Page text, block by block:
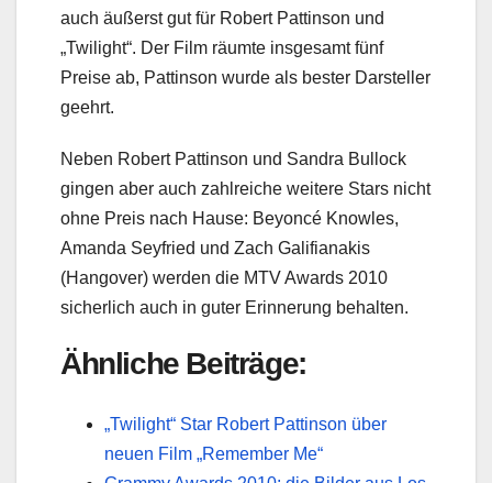
auch äußerst gut für Robert Pattinson und
„Twilight“. Der Film räumte insgesamt fünf
Preise ab, Pattinson wurde als bester Darsteller
geehrt.
Neben Robert Pattinson und Sandra Bullock
gingen aber auch zahlreiche weitere Stars nicht
ohne Preis nach Hause: Beyoncé Knowles,
Amanda Seyfried und Zach Galifianakis
(Hangover) werden die MTV Awards 2010
sicherlich auch in guter Erinnerung behalten.
Ähnliche Beiträge:
„Twilight“ Star Robert Pattinson über
neuen Film „Remember Me“